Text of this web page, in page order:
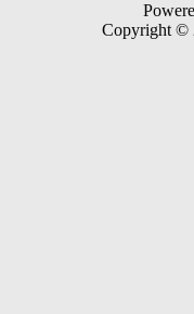
Copyright ©